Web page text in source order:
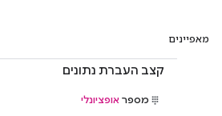
מאפיינים
קצב העברת נתונים
מספר אופציונלי